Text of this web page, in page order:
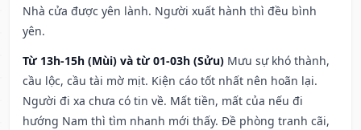
Nhà cửa được yên lành. Người xuất hành thì đều bình
yên.
Từ 13h-15h (Mùi) và từ 01-03h (Sửu) Mưu sự khó thành,
cầu lộc, cầu tài mờ mịt. Kiện cáo tốt nhất nên hoãn lại.
Người đi xa chưa có tin về. Mất tiền, mất của nếu đi
hướng Nam thì tìm nhanh mới thấy. Đề phòng tranh cãi,